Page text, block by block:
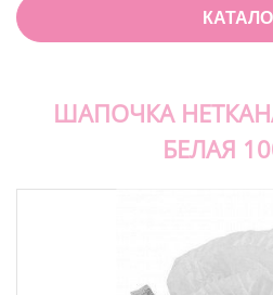
ШАПОЧКА
БЕЛАЯ